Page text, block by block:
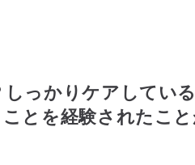
っかりケアしてい
とを経験されたこ